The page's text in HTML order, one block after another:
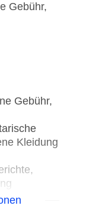
Gebühr,
Gebühr,
Kleidung